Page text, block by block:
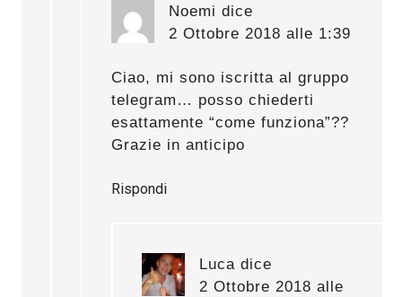
Noemi dice
2 Ottobre 2018 alle 1:39
Ciao, mi sono iscritta al gruppo
telegram… posso chiederti
esattamente “come funziona”??
Grazie in anticipo
Rispondi
Luca dice
2 Ottobre 2018 alle